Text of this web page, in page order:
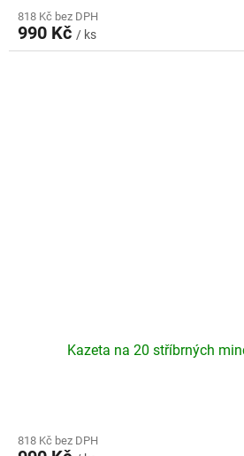
818 Kč bez DPH
990 Kč / ks
Kazeta na 20 stříbrných
818 Kč bez DPH